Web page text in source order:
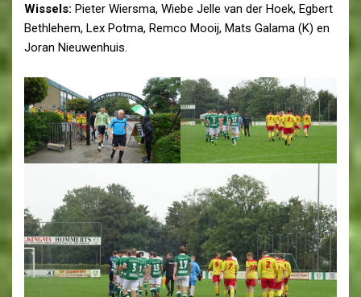
Wissels: Pieter Wiersma, Wiebe Jelle van der Hoek, Egbert
Bethlehem, Lex Potma, Remco Mooij, Mats Galama (K) en
Joran Nieuwenhuis.